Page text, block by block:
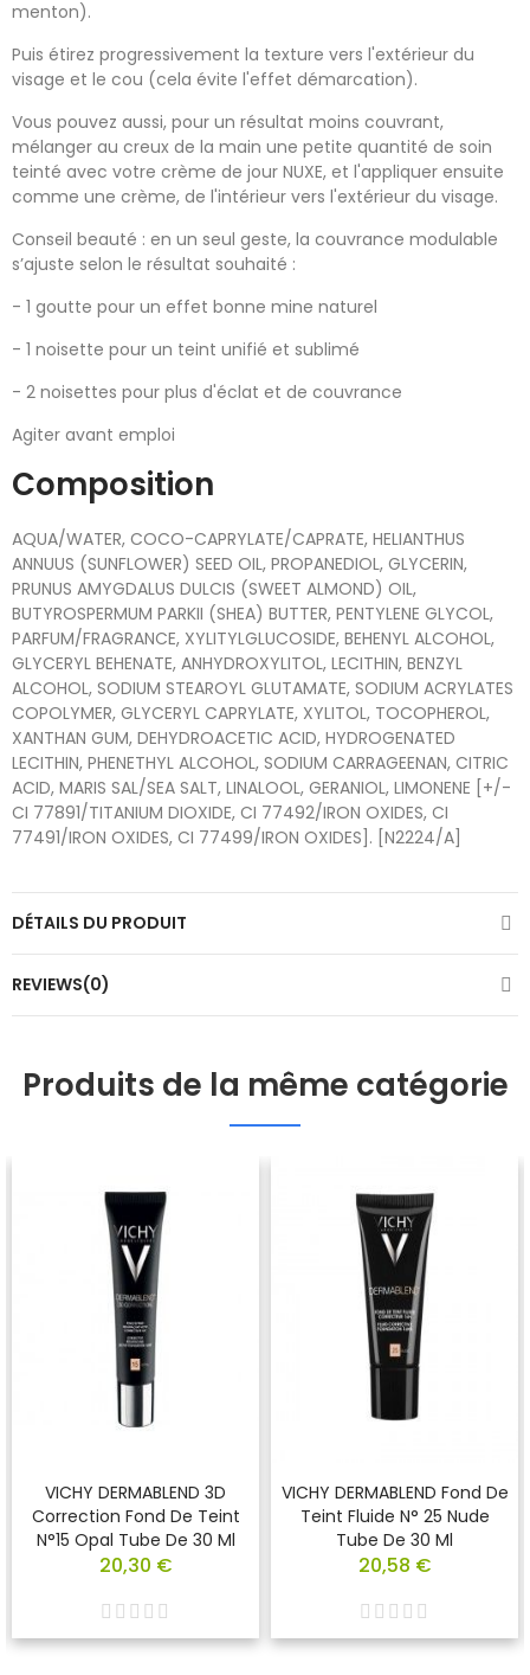
menton).
Puis étirez progressivement la texture vers l'extérieur du
visage et le cou (cela évite l'effet démarcation).
Vous pouvez aussi, pour un résultat moins couvrant,
mélanger au creux de la main une petite quantité de soin
teinté avec votre crème de jour NUXE, et l'appliquer ensuite
comme une crème, de l'intérieur vers l'extérieur du visage.
Conseil beauté : en un seul geste, la couvrance modulable
s’ajuste selon le résultat souhaité :
- 1 goutte pour un effet bonne mine naturel
- 1 noisette pour un teint unifié et sublimé
- 2 noisettes pour plus d'éclat et de couvrance
Agiter avant emploi
Composition
AQUA/WATER, COCO-CAPRYLATE/CAPRATE, HELIANTHUS
ANNUUS (SUNFLOWER) SEED OIL, PROPANEDIOL, GLYCERIN,
PRUNUS AMYGDALUS DULCIS (SWEET ALMOND) OIL,
BUTYROSPERMUM PARKII (SHEA) BUTTER, PENTYLENE GLYCOL,
PARFUM/FRAGRANCE, XYLITYLGLUCOSIDE, BEHENYL ALCOHOL,
GLYCERYL BEHENATE, ANHYDROXYLITOL, LECITHIN, BENZYL
ALCOHOL, SODIUM STEAROYL GLUTAMATE, SODIUM ACRYLATES
COPOLYMER, GLYCERYL CAPRYLATE, XYLITOL, TOCOPHEROL,
XANTHAN GUM, DEHYDROACETIC ACID, HYDROGENATED
LECITHIN, PHENETHYL ALCOHOL, SODIUM CARRAGEENAN, CITRIC
ACID, MARIS SAL/SEA SALT, LINALOOL, GERANIOL, LIMONENE [+/-
CI 77891/TITANIUM DIOXIDE, CI 77492/IRON OXIDES, CI
77491/IRON OXIDES, CI 77499/IRON OXIDES]. [N2224/A]
DÉTAILS DU PRODUIT
REVIEWS(0)
Produits de la même catégorie
VICHY DERMABLEND 3D
Correction Fond De Teint
N°15 Opal Tube De 30 Ml
20,30 €
VICHY DERMABLEND Fond De
Teint Fluide N° 25 Nude
Tube De 30 Ml
20,58 €